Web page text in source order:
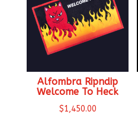
Alfombra Ripndip
Welcome To Heck
$1,450.00